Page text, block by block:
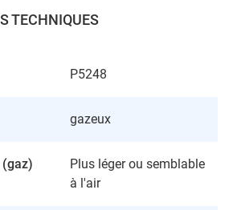
TECHNIQUES
P5248
gazeux
(gaz)
Plus léger ou semblable
à l'air